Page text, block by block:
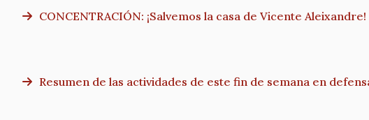
CONCENTRACIÓN: ¡Salvemos la casa de Vicente Aleixandre!
Resumen de las actividades de este fin de semana en